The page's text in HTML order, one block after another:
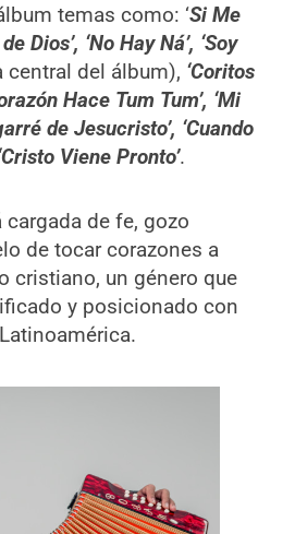
temas como: ‘Si Me
Dios’, ‘No Hay Ná’, ‘Soy
central del álbum), ‘Coritos
Hace Tum Tum’, ‘Mi
de Jesucristo’, ‘Cuando
Viene Pronto’.
de fe, gozo
de tocar corazones a
cristiano, un género que
y posicionado con